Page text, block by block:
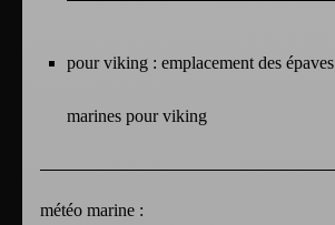
pour viking : emplacement des épaves
marines pour viking
météo marine :